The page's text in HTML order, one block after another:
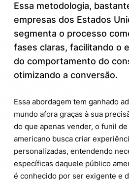
Por dentro da tecnologia
americano
5.
Dicas práticas para
vendas americano no seu
6.
Curiosidades que você
7.
Evite os erros comuns
funil
Essa metodologia,
empresas dos Estados
segmenta o processo
fases claras, facilitando o
do comportamento do
otimizando a conversão.
Essa abordagem tem ganhado
mundo afora graças à sua
do que apenas vender, o funil de
americano busca criar
personalizadas, entendendo
específicas daquele público
é conhecido por ser exigente e